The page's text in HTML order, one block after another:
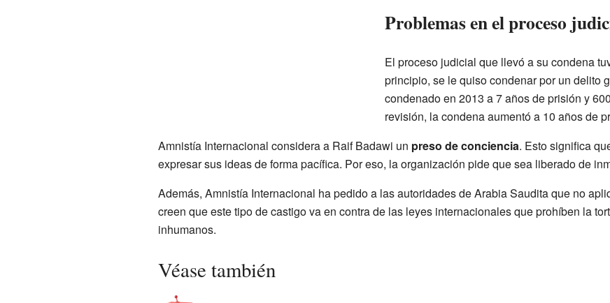
Problemas en el proceso
El proceso judicial que llevó a su condena
principio, se le quiso condenar por un delito
condenado en 2013 a 7 años de prisión y
revisión, la condena aumentó a 10 años de
Amnistía Internacional considera a Raif Badawi un preso de conciencia. Esto significa
expresar sus ideas de forma pacífica. Por eso, la organización pide que sea liberado de
Además, Amnistía Internacional ha pedido a las autoridades de Arabia Saudita que no
creen que este tipo de castigo va en contra de las leyes internacionales que prohíben la
inhumanos.
Véase también